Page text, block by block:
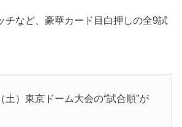
チなど、豪華カード目白押しの全9試
土）東京ドーム大会の“試合順”が